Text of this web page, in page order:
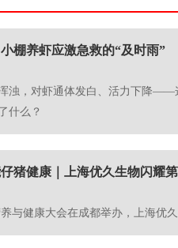
棚养虾应激急救的“及时雨”
浊，对虾通体发白、活力下降——
什么？
猪健康｜上海优久生物闪耀
与健康大会在成都举办，上海优